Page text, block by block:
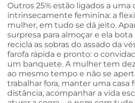
Outros 25% estão ligados a uma
intrinsecamente feminina: a
mulher, em tudo se dá jeito.
surpresa para almoçar e ela
recicla as sobras do assado da
farofa rápida e pronto: o
um banquete. A mulher tem dez
ao mesmo tempo e não se
trabalhar fora, manter uma casa
distância, acompanhar a vida